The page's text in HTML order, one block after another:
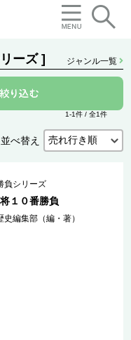
ーズ ] ジャンル一覧
1-1件 / 全1件
並べ替え
負シリーズ
１０番勝負
史編集部（編・著）